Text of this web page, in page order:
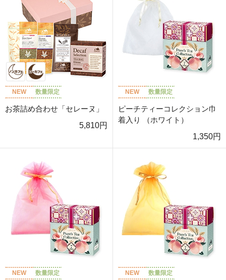
NEW 数量限定
お茶詰め合わせ「セレーヌ」
5,810円
NEW 数量限定
ピーチティーコレクション巾
着入り （ホワイト）
1,350円
NEW 数量限定 NEW 数量限定